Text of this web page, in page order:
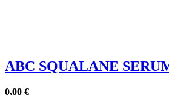
ABC SQUALANE
0,00 €